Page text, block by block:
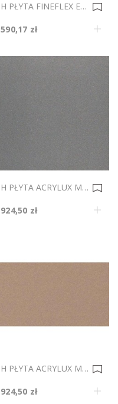
H PŁYTA FINEFLEX ECO MAT 3300 SATIN DS 2800x1300mm Gr.19 0035637
590,17 zł
H PŁYTA ACRYLUX MAT 85841 SZARY METALIK AFP DS 2800x1300mm Gr.19mm 0035608
924,50 zł
H PŁYTA ACRYLUX MAT 7649/7648 ZŁOTY METALIK AFP DS 2800x1300mm Gr.19mm 0035598
924,50 zł